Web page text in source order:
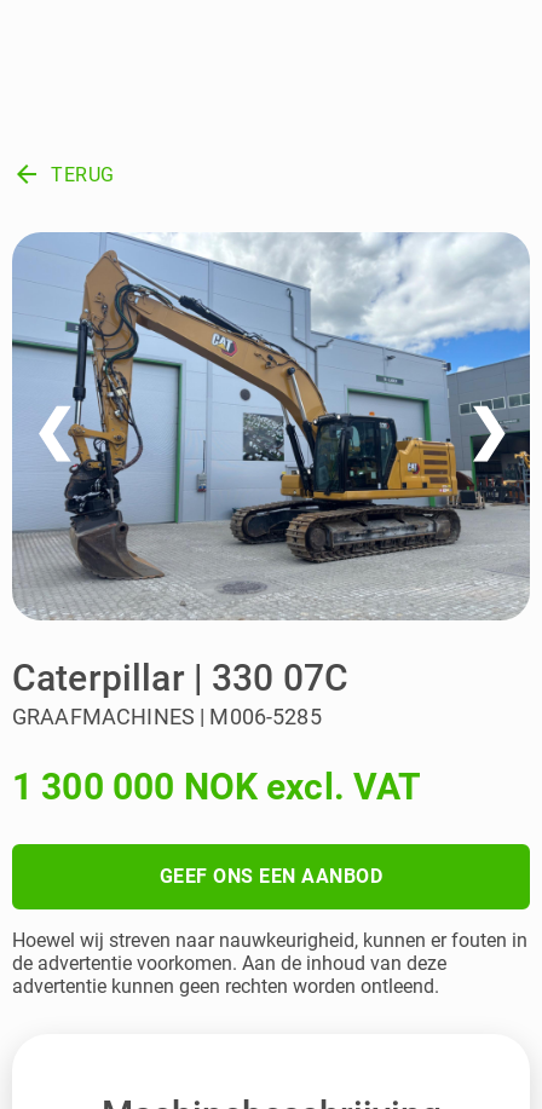
arrow_back TERUG
❮ ❯
Caterpillar | 330 07C
GRAAFMACHINES | M006-5285
1 300 000 NOK excl. VAT
GEEF ONS EEN AANBOD
Hoewel wij streven naar nauwkeurigheid, kunnen er fouten in
de advertentie voorkomen. Aan de inhoud van deze
advertentie kunnen geen rechten worden ontleend.